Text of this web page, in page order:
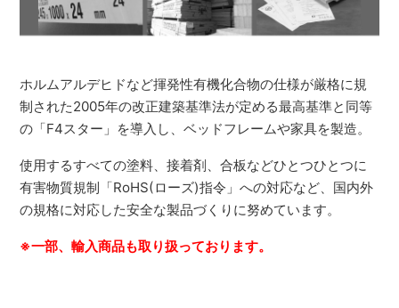
ホルムアルデヒドなど揮発性有機化合物の仕様が厳格に規
制された2005年の改正建築基準法が定める最高基準と同等
の「F4スター」を導入し、ベッドフレームや家具を製造。
使用するすべての塗料、接着剤、合板などひとつひとつに
有害物質規制「RoHS(ローズ)指令」への対応など、国内外
の規格に対応した安全な製品づくりに努めています。
※一部、輸入商品も取り扱っております。